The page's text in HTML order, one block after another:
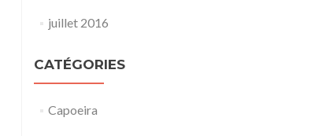
juillet 2016
CATÉGORIES
Capoeira